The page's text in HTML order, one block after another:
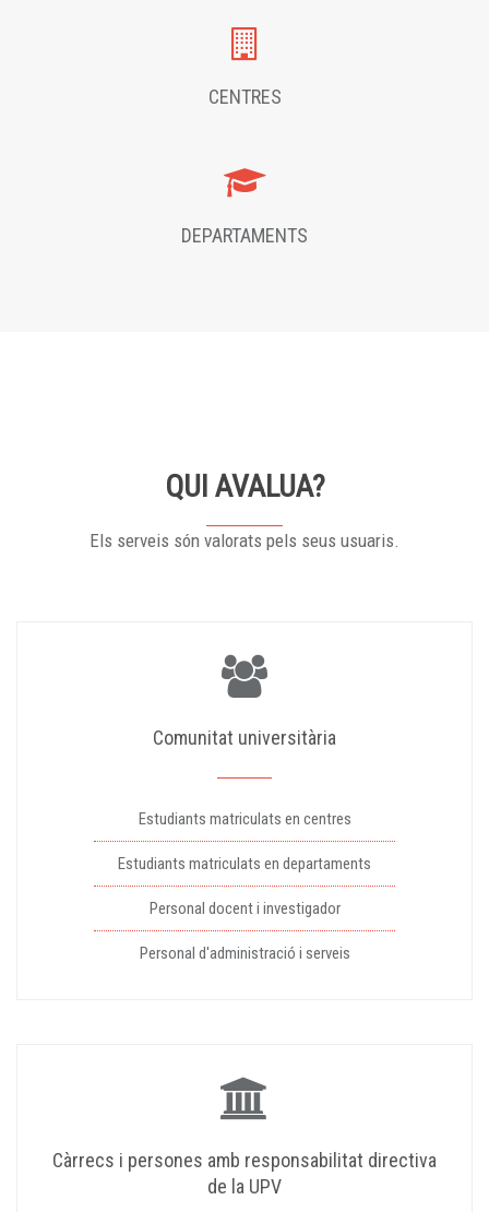
CENTRES
DEPARTAMENTS
QUI AVALUA?
Els serveis són valorats pels seus usuaris.
Comunitat universitària
Estudiants matriculats en centres
Estudiants matriculats en departaments
Personal docent i investigador
Personal d'administració i serveis
Càrrecs i persones amb responsabilitat directiva
de la UPV